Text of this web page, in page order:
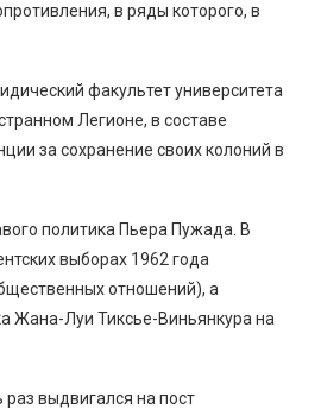
в ряды которого, в
факультет университета
Легионе, в составе
за сохранение своих колоний в
политика Пьера Пужада. В
выборах 1962 года
отношений), а
Жана-Луи Тиксье-Виньянкура на
выдвигался на пост